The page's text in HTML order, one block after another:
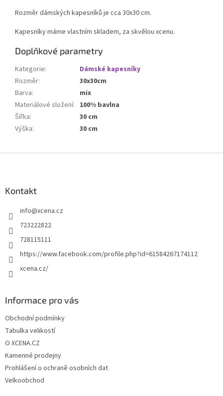
Rozměr dámských kapesníků je cca 30x30 cm.
Kapesníky máme vlastním skladem, za skvělou xcenu.
Doplňkové parametry
Kategorie:
Dámské kapesníky
Rozměr:
30x30cm
Barva:
mix
Materiálové složení: 100% bavlna
Šířka:
30 cm
Výška: 30 cm
Kontakt
info@xcena.cz
723222822
728115111
https://www.facebook.com/profile.php?id=61584267174112
xcena.cz/
Informace pro vás
Obchodní podmínky
Tabulka velikostí
O XCENA.CZ
Kamenné prodejny
Prohlášení o ochraně osobních dat
Velkoobchod